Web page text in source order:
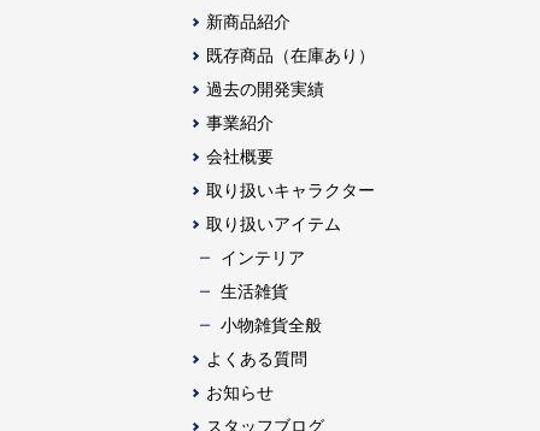
新商品紹介
既存商品（在庫あり）
過去の開発実績
事業紹介
会社概要
取り扱いキャラクター
取り扱いアイテム
インテリア
生活雑貨
⼩物雑貨全般
よくある質問
お知らせ